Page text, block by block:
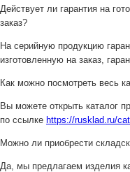
Действует ли гарантия на
заказ?
На серийную продукцию
изготовленную на заказ,
Как можно посмотреть весь
Вы можете открыть каталог
по ссылке https://rusklad.ru/
Можно ли приобрести
Да, мы предлагаем изделия